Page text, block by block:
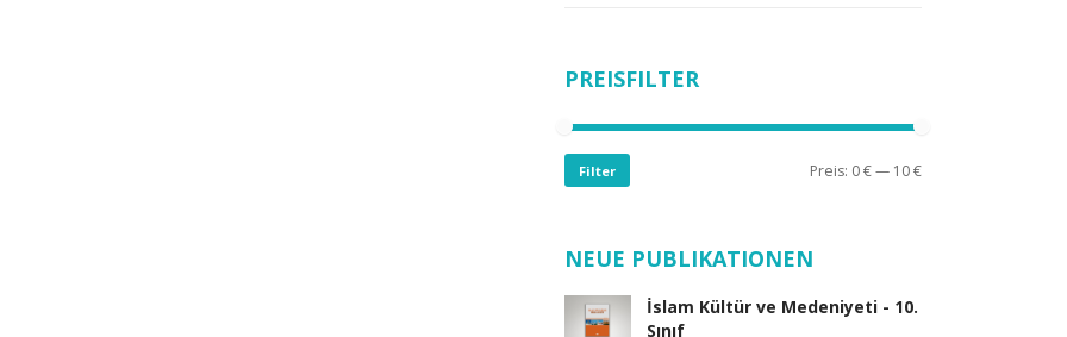
PREISFILTER
Filter Preis: 0 €— 10 €
NEUE PUBLIKATIONEN
İslam Kültür ve Medeniyeti - 10.
Sınıf